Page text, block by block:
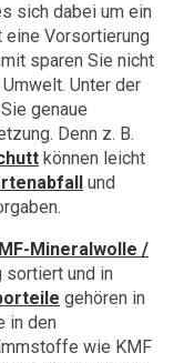
sich dabei um ein
Vorsortierung
sparen Sie nicht
Unter der
genaue
Denn z. B.
können leicht
und
Mineralwolle /
und in
gehören in
in den
wie KMF